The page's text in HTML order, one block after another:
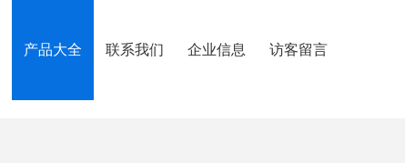
产品大全 联系我们 企业信息 访客留言